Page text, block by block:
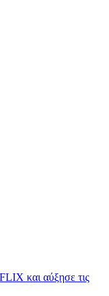
και αύξησε τις